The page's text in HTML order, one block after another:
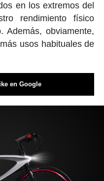
en los extremos del
rendimiento físico
Además, obviamente,
usos habituales de
en Google